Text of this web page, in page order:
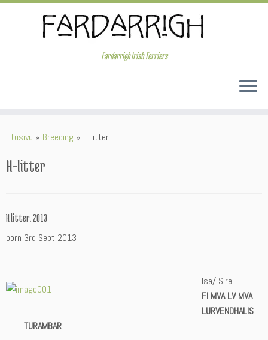
Skip
Fardarrigh Irish Terriers
Etusivu » Breeding » H-litter
H-litter
H litter, 2013
born 3rd Sept 2013
Isä/ Sire:
FI MVA LV MVA
LURVENDHALIS
TURAMBAR